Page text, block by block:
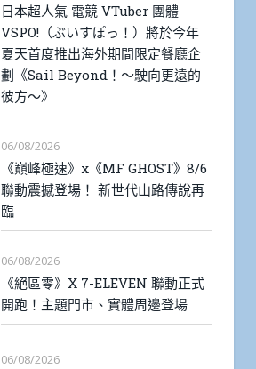
日本超人氣 電競 VTuber 團體
VSPO!（ぶいすぽっ！）將於今年
夏天首度推出海外期間限定餐廳企
劃《Sail Beyond！～駛向更遠的
彼方～》
06/08/2026
《巔峰極速》x《MF GHOST》8/6
聯動震撼登場！ 新世代山路傳說再
臨
06/08/2026
《絕區零》X 7-ELEVEN 聯動正式
開跑！主題門市、實體周邊登場
06/08/2026